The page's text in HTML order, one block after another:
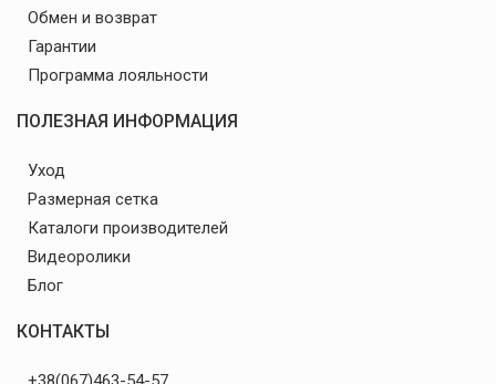
Обмен и возврат
Гарантии
Программа лояльности
ПОЛЕЗНАЯ ИНФОРМАЦИЯ
Уход
Размерная сетка
Каталоги производителей
Видеоролики
Блог
КОНТАКТЫ